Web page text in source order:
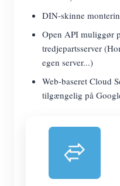
DIN-skinne
Open API muliggør
tredjepartsserver
egen server...)
Web-baseret Cloud
tilgængelig på